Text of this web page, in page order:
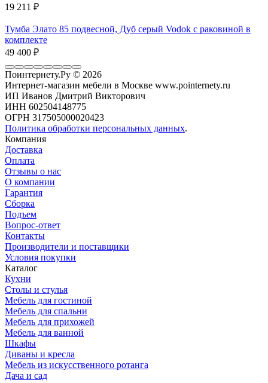
19 211 ₽
Тумба Элато 85 подвесной, Дуб серый Vodok с раковиной в
комплекте
49 400 ₽
Поинтернету.Ру © 2026
Интернет-магазин мебели в Москве www.pointernety.ru
ИП Иванов Дмитрий Викторович
ИНН 602504148775
ОГРН 317505000020423
Политика обработки персональных данных.
Компания
Доставка
Оплата
Отзывы о нас
О компании
Гарантия
Сборка
Подъем
Вопрос-ответ
Контакты
Производители и поставщики
Условия покупки
Каталог
Кухни
Столы и стулья
Мебель для гостиной
Мебель для спальни
Мебель для прихожей
Мебель для ванной
Шкафы
Диваны и кресла
Мебель из искусственного ротанга
Дача и сад